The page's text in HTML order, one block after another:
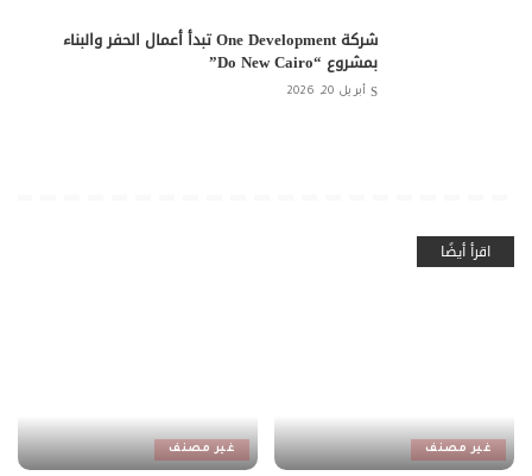
شركة One Development تبدأ أعمال الحفر والبناء
بمشروع “Do New Cairo”
أبريل 20, 2026
اقرأ أيضًا
غير مصنف غير مصنف